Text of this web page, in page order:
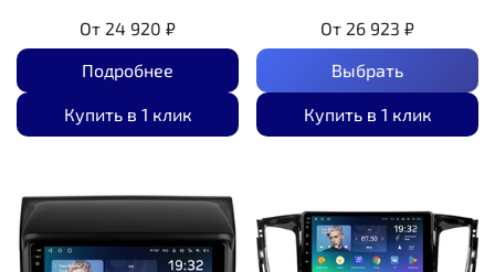
От 24 920 ₽
Подробнее
Купить в 1 клик
От 26 923 ₽
Выбрать
Купить в 1 клик